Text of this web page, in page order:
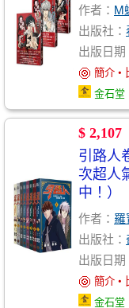
作者： M
出版社：
出版日
簡介 •
金石堂
$ 2,107
引路人
次超人
中！）
作者： 羅
出版社：
出版日
簡介 •
金石堂